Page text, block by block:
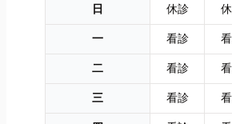
日
休診
一
看診
二
看診
三
看診